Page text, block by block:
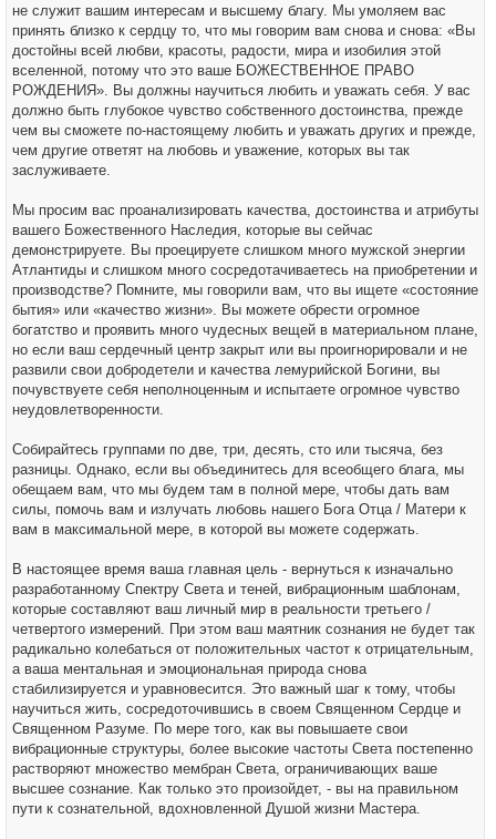
не служит вашим интересам и высшему благу. Мы умоляем вас
принять близко к сердцу то, что мы говорим вам снова и снова: «Вы
достойны всей любви, красоты, радости, мира и изобилия этой
вселенной, потому что это ваше БОЖЕСТВЕННОЕ ПРАВО
РОЖДЕНИЯ». Вы должны научиться любить и уважать себя. У вас
должно быть глубокое чувство собственного достоинства, прежде
чем вы сможете по-настоящему любить и уважать других и прежде,
чем другие ответят на любовь и уважение, которых вы так
заслуживаете.
Мы просим вас проанализировать качества, достоинства и атрибуты
вашего Божественного Наследия, которые вы сейчас
демонстрируете. Вы проецируете слишком много мужской энергии
Атлантиды и слишком много сосредотачиваетесь на приобретении и
производстве? Помните, мы говорили вам, что вы ищете «состояние
бытия» или «качество жизни». Вы можете обрести огромное
богатство и проявить много чудесных вещей в материальном плане,
но если ваш сердечный центр закрыт или вы проигнорировали и не
развили свои добродетели и качества лемурийской Богини, вы
почувствуете себя неполноценным и испытаете огромное чувство
неудовлетворенности.
Собирайтесь группами по две, три, десять, сто или тысяча, без
разницы. Однако, если вы объединитесь для всеобщего блага, мы
обещаем вам, что мы будем там в полной мере, чтобы дать вам
силы, помочь вам и излучать любовь нашего Бога Отца / Матери к
вам в максимальной мере, в которой вы можете содержать.
В настоящее время ваша главная цель - вернуться к изначально
разработанному Спектру Света и теней, вибрационным шаблонам,
которые составляют ваш личный мир в реальности третьего /
четвертого измерений. При этом ваш маятник сознания не будет так
радикально колебаться от положительных частот к отрицательным,
а ваша ментальная и эмоциональная природа снова
стабилизируется и уравновесится. Это важный шаг к тому, чтобы
научиться жить, сосредоточившись в своем Священном Сердце и
Священном Разуме. По мере того, как вы повышаете свои
вибрационные структуры, более высокие частоты Света постепенно
растворяют множество мембран Света, ограничивающих ваше
высшее сознание. Как только это произойдет, - вы на правильном
пути к сознательной, вдохновленной Душой жизни Мастера.